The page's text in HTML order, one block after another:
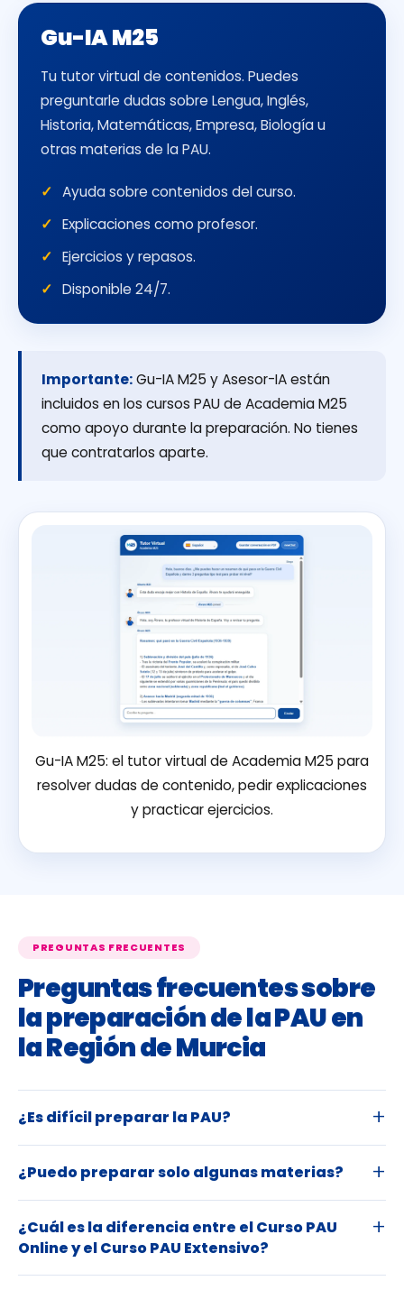
Gu-IA M25
Tu tutor virtual de contenidos. Puedes
preguntarle dudas sobre Lengua, Inglés,
Historia, Matemáticas, Empresa, Biología u
otras materias de la PAU.
Ayuda sobre contenidos del curso.
Explicaciones como profesor.
Ejercicios y repasos.
Disponible 24/7.
Importante:Gu-IA M25 y Asesor-IA están
incluidos en los cursos PAU de Academia M25
como apoyo durante la preparación. No tienes
que contratarlos aparte.
Gu-IA M25: el tutor virtual de Academia M25 para
resolver dudas de contenido, pedir explicaciones
y practicar ejercicios.
PREGUNTAS FRECUENTES
Preguntas frecuentes sobre
la preparación de la PAU en
la Región de Murcia
¿Es difícil preparar la PAU?
¿Puedo preparar solo algunas materias?
¿Cuál es la diferencia entre el Curso PAU
Online y el Curso PAU Extensivo?